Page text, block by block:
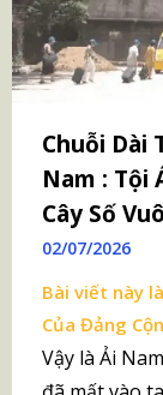
Chuỗi Dài
Nam : Tội
Cây Số
02/07/2026
Bài viết này
Của Đảng
Vậy là Ải